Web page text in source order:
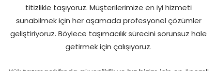
titizlikle taşıyoruz. Müşterilerimize en iyi hizmeti
sunabilmek için her aşamada profesyonel çözümler
geliştiriyoruz. Böylece taşımacılık sürecini sorunsuz hale
getirmek için çalışıyoruz.